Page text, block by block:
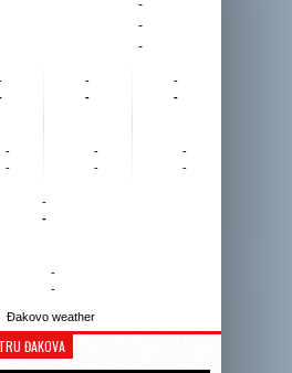
-
-
-
-
-
-
-
-
-
-
-
-
-
-
-
-
-
Đakovo weather
ĐAKOVA